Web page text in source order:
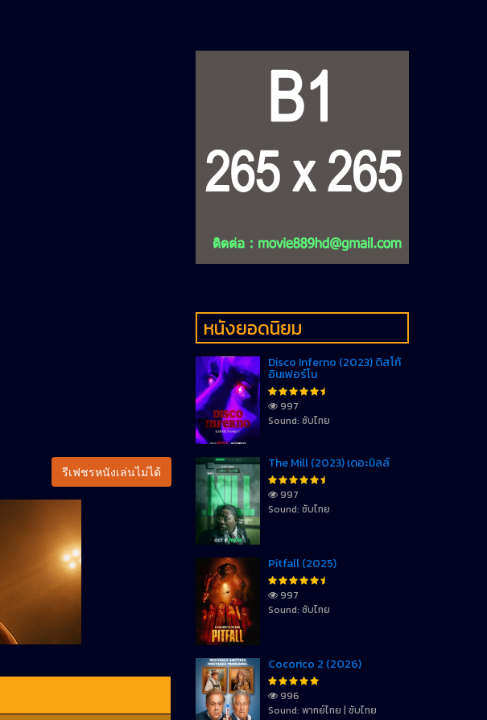
รีเฟชรหนังเล่นไม่ได้
หนังยอดนิยม
Disco Inferno (2023) ดิสโก้
อินเฟอร์โน
997
Sound: ซับไทย
The Mill (2023) เดอะมิลล์
997
Sound: ซับไทย
Pitfall (2025)
997
Sound: ซับไทย
Cocorico 2 (2026)
996
Sound: พากย์ไทย | ซับไทย